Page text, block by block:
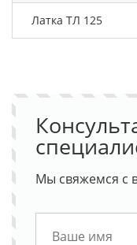
Латка ТЛ 125
Мы свяжемся с